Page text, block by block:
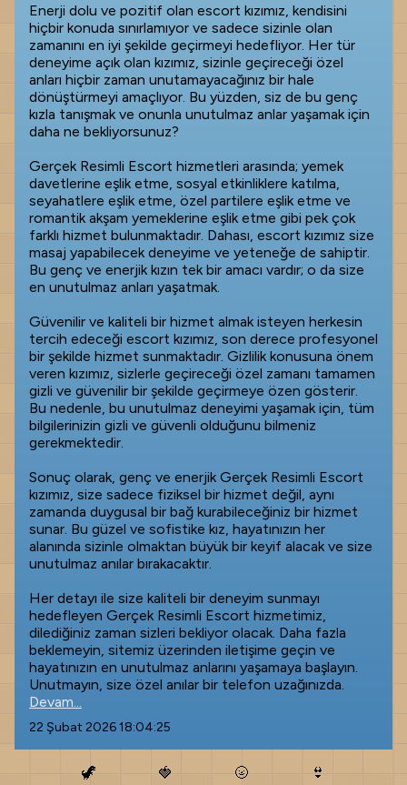
Enerji dolu ve pozitif olan escort kızımız, kendisini
hiçbir konuda sınırlamıyor ve sadece sizinle olan
zamanını en iyi şekilde geçirmeyi hedefliyor. Her tür
deneyime açık olan kızımız, sizinle geçireceği özel
anları hiçbir zaman unutamayacağınız bir hale
dönüştürmeyi amaçlıyor. Bu yüzden, siz de bu genç
kızla tanışmak ve onunla unutulmaz anlar yaşamak için
daha ne bekliyorsunuz?
Gerçek Resimli Escort hizmetleri arasında; yemek
davetlerine eşlik etme, sosyal etkinliklere katılma,
seyahatlere eşlik etme, özel partilere eşlik etme ve
romantik akşam yemeklerine eşlik etme gibi pek çok
farklı hizmet bulunmaktadır. Dahası, escort kızımız size
masaj yapabilecek deneyime ve yeteneğe de sahiptir.
Bu genç ve enerjik kızın tek bir amacı vardır; o da size
en unutulmaz anları yaşatmak.
Güvenilir ve kaliteli bir hizmet almak isteyen herkesin
tercih edeceği escort kızımız, son derece profesyonel
bir şekilde hizmet sunmaktadır. Gizlilik konusuna önem
veren kızımız, sizlerle geçireceği özel zamanı tamamen
gizli ve güvenilir bir şekilde geçirmeye özen gösterir.
Bu nedenle, bu unutulmaz deneyimi yaşamak için, tüm
bilgilerinizin gizli ve güvenli olduğunu bilmeniz
gerekmektedir.
Sonuç olarak, genç ve enerjik Gerçek Resimli Escort
kızımız, size sadece fiziksel bir hizmet değil, aynı
zamanda duygusal bir bağ kurabileceğiniz bir hizmet
sunar. Bu güzel ve sofistike kız, hayatınızın her
alanında sizinle olmaktan büyük bir keyif alacak ve size
unutulmaz anılar bırakacaktır.
Her detayı ile size kaliteli bir deneyim sunmayı
hedefleyen Gerçek Resimli Escort hizmetimiz,
dilediğiniz zaman sizleri bekliyor olacak. Daha fazla
beklemeyin, sitemiz üzerinden iletişime geçin ve
hayatınızın en unutulmaz anlarını yaşamaya başlayın.
Unutmayın, size özel anılar bir telefon uzağınızda.
Devam...
22 Şubat 2026 18:04:25
🦖 🍓 🌝 👙